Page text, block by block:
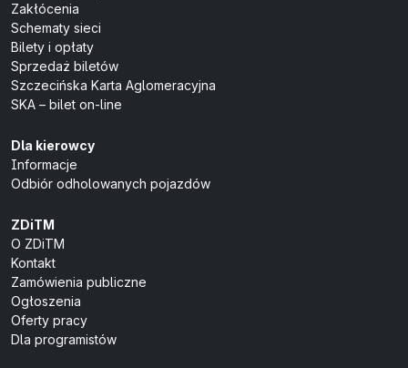
Zakłócenia
Schematy sieci
Bilety i opłaty
Sprzedaż biletów
Szczecińska Karta Aglomeracyjna
SKA – bilet on-line
Dla kierowcy
Informacje
Odbiór odholowanych pojazdów
ZDiTM
O ZDiTM
Kontakt
Zamówienia publiczne
Ogłoszenia
Oferty pracy
Dla programistów